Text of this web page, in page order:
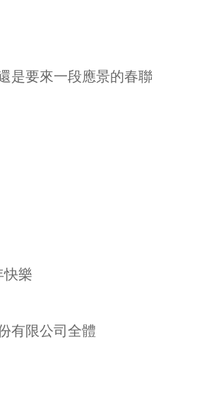
是要來一段應景的春聯
樂
有限公司全體